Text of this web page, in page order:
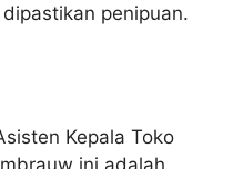
penipuan.
Kepala Toko